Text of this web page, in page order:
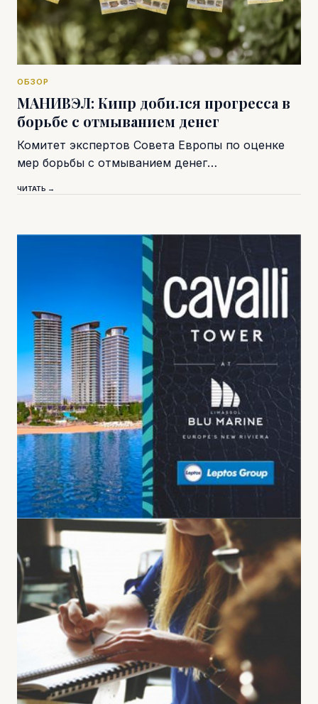
ОБЗОР
МАНИВЭЛ: Кипр добился прогресса в
борьбе с отмыванием денег
Комитет экспертов Совета Европы по оценке
мер борьбы с отмыванием денег…
ЧИТАТЬ →